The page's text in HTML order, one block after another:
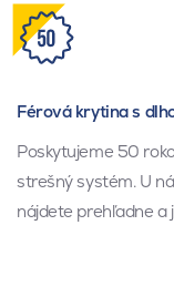
Férová krytina s
Poskytujeme 50
strešný systém. U
nájdete prehľadne a